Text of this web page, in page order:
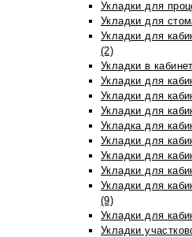
Укладки для
Укладки для
Укладки для
(2)
Укладки в
Укладки для
Укладки для
Укладки для
Укладка для
Укладки для
Укладки для
Укладки для
Укладки для
(9)
Укладки для
Укладки